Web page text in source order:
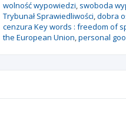
wolność wypowiedzi swoboda
Trybunał Sprawiedliwości dobra
cenzura Key words : freedom of
the European Union personal